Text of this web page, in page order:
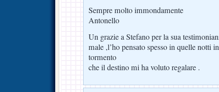
Sempre molto immondamente
Antonello
Un grazie a Stefano per la sua
male ,l’ho pensato spesso in quelle notti
tormento
che il destino mi ha voluto regalare .